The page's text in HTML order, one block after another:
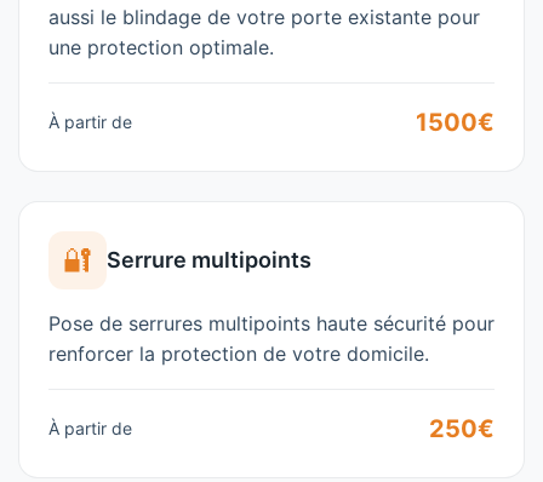
aussi le blindage de votre porte existante pour
une protection optimale.
À partir de 1500€
🔐 Serrure multipoints
Pose de serrures multipoints haute sécurité pour
renforcer la protection de votre domicile.
À partir de 250€